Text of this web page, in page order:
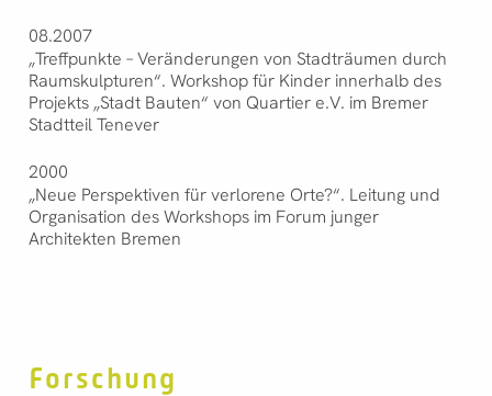
08.2007
„Treffpunkte – Veränderungen von Stadträumen durch
Raumskulpturen“. Workshop für Kinder innerhalb des
Projekts „Stadt Bauten“ von Quartier e.V. im Bremer
Stadtteil Tenever
2000
„Neue Perspektiven für verlorene Orte?“. Leitung und
Organisation des Workshops im Forum junger
Architekten Bremen
Forschung